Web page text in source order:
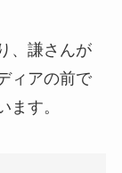
、謙さんが
ィアの前で
ます。